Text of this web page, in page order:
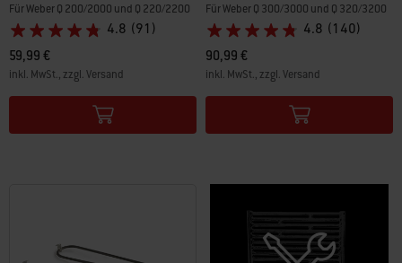
Für Weber Q 200/2000 und Q 220/2200
4.8 (91)
59,99 €
inkl. MwSt., zzgl. Versand
Color Options
Für Weber Q 300/3000 und Q 320/3200
4.8 (140)
90,99 €
inkl. MwSt., zzgl. Versand
Color Options